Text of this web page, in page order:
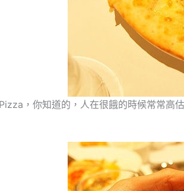
，你知道的，人在很餓的時候常常高